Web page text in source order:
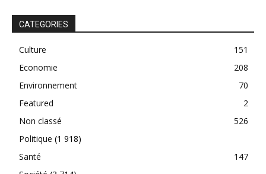
CATEGORIES
Culture
151
Economie
208
Environnement
70
Featured
2
Non classé
526
Politique (1 918)
Santé
147